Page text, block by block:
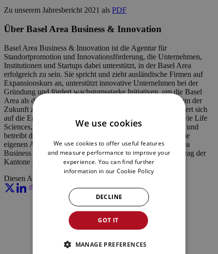
Zu unserem Jahresbericht 2021 als PDF
Über Basel Area Business & Innovation
Basel Area Business & Innovation ist die Agentur für
Standortpromotion und Innovationsförderung, die Unternehmen,
Institutionen und Startups dabei unterstützt, in der Basel Area
erfolgreich zu sein. Sie spricht und zieht ausländische Firmen auf
Expansionskurs an, unterstützt innovative Unternehmen bei der
Gründung und fördert wachstumsstarke Initiativen, um die Basel
Area als das Schweizer Wirtschafts- und Innovationszentrum der
Zukunft zu etablieren. Die Non-Profit-Organisation fokussiert sich
auf die Entwicklung der führenden Industrien der Region wie Life
Sciences, Gesundheitsbranche und Produktionstechnologie und
betreibt den Switzerland Innovation Park Basel Area, wo die
eigenen Accelerator-Programme beheimatet sind. Basel Area
Business & Innovation bietet ihre Dienstleistungen im Auftrag der
Kantone Basel-Landschaft, Basel-Stadt und Jura an.
Diesen Artikel teilen:
We use cookies
We use cookies to offer useful features
and measure performance to improve your
experience. You can find further
information in our Cookie Policy
GOT IT
DECLINE
MANAGE PREFERENCES